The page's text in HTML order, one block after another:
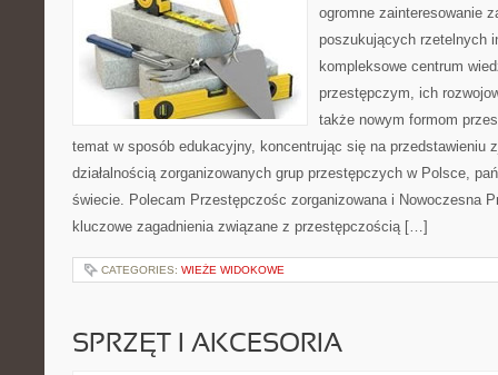
ogromne zainteresowanie
poszukujących rzetelnych
kompleksowe centrum
przestępczym, ich
także nowym formom
temat w sposób edukacyjny, koncentrując się na przedstawieniu
działalnością zorganizowanych grup przestępczych w Polsce,
świecie. Polecam Przestępczośc zorganizowana i Nowoczesna
kluczowe zagadnienia związane z przestępczością […]
CATEGORIES: WIEŻE WIDOKOWE
SPRZĘT I AKCESORIA